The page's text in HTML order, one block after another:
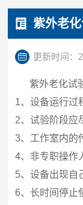
紫外老
更新时间：
紫外老化试
1、设备运行过
2、试验阶段应
3、工作室内的
4、非专职操作
5、设备出现自
6、长时间停止